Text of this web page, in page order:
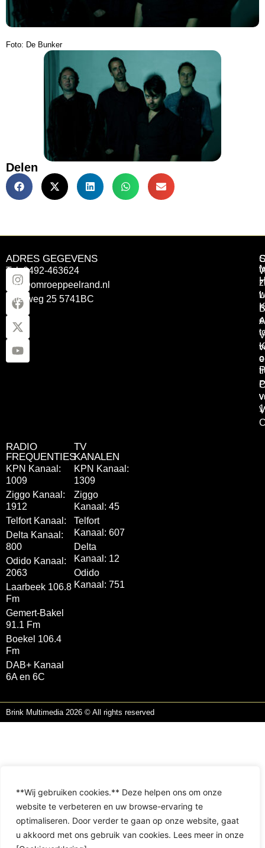
**Wij gebruiken cookies.** Deze helpen ons om onze
website te verbeteren en uw browse-ervaring te
optimaliseren. Door verder te gaan op onze website, gaat
u akkoord met ons gebruik van cookies. Lees meer in onze
Foto: De Bunker
Delen
ADRES GEGEVENS
Tel: 0492-463624
info@omroeppeelrand.nl
Otterweg 25 5741BC
RADIO
FREQUENTIES
KPN Kanaal:
1009
Ziggo Kanaal:
1912
Telfort Kanaal:
Delta Kanaal:
800
Odido Kanaal:
2063
Laarbeek 106.8
Fm
Gemert-Bakel
91.1 Fm
Boekel 106.4
Fm
DAB+ Kanaal
6A en 6C
TV
KANALEN
KPN Kanaal:
1309
Ziggo
Kanaal: 45
Telfort
Kanaal: 607
Delta
Kanaal: 12
Odido
Kanaal: 751
Brink Multimedia 2026 © All rights reserved